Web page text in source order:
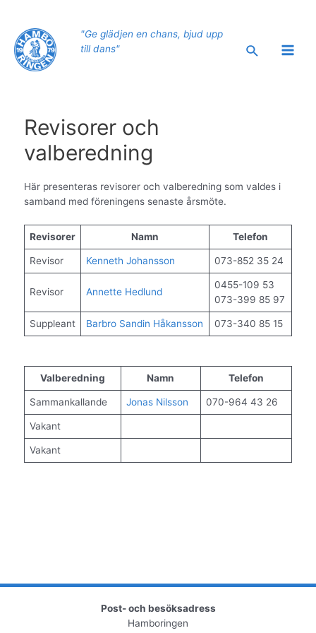
innehåll
"Ge glädjen en chans, bjud upp
till dans"
Sök
Main
Revisorer och
valberedning
Här presenteras revisorer och valberedning som valdes i
samband med föreningens senaste årsmöte.
Revisorer Namn Telefon
Revisor Kenneth Johansson 073-852 35 24
Revisor Annette Hedlund
0455-109 53
073-399 85 97
Suppleant Barbro Sandin Håkansson 073-340 85 15
Valberedning Namn Telefon
Sammankallande Jonas Nilsson 070-964 43 26
Vakant
Vakant
Post- och besöksadress
Hamboringen